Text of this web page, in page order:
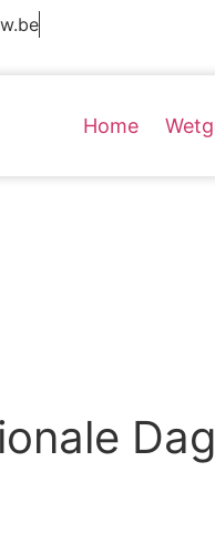
Home